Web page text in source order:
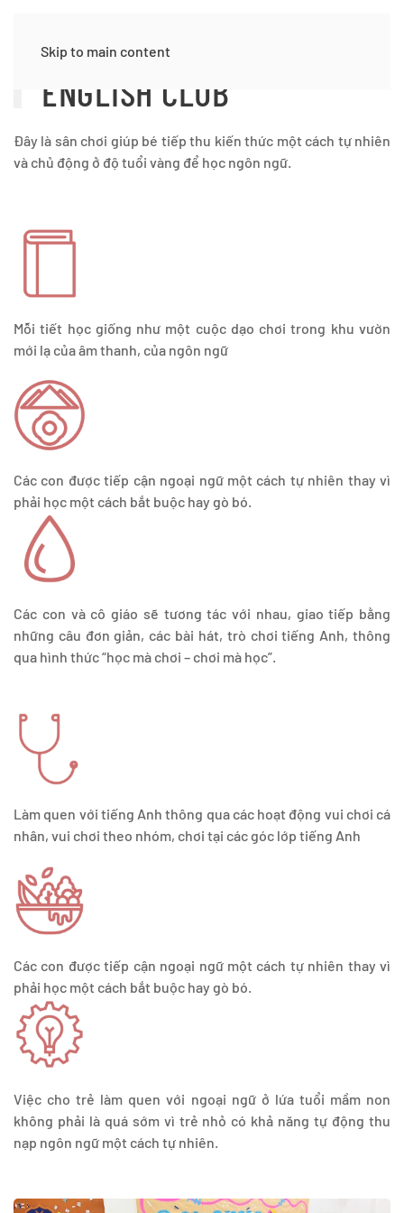
Skip to main content
ENGLISH CLUB
Đây là sân chơi giúp bé tiếp thu kiến thức một cách tự nhiên
và chủ động ở độ tuổi vàng để học ngôn ngữ.
Mỗi tiết học giống như một cuộc dạo chơi trong khu vườn
mới lạ của âm thanh, của ngôn ngữ
Các con được tiếp cận ngoại ngữ một cách tự nhiên thay vì
phải học một cách bắt buộc hay gò bó.
Các con và cô giáo sẽ tương tác với nhau, giao tiếp bằng
những câu đơn giản, các bài hát, trò chơi tiếng Anh, thông
qua hình thức “học mà chơi – chơi mà học”.
Làm quen với tiếng Anh thông qua các hoạt động vui chơi cá
nhân, vui chơi theo nhóm, chơi tại các góc lớp tiếng Anh
Các con được tiếp cận ngoại ngữ một cách tự nhiên thay vì
phải học một cách bắt buộc hay gò bó.
Việc cho trẻ làm quen với ngoại ngữ ở lứa tuổi mầm non
không phải là quá sớm vì trẻ nhỏ có khả năng tự động thu
nạp ngôn ngữ một cách tự nhiên.